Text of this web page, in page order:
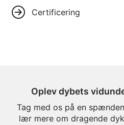
Certificering
Oplev dybets
Tag med os på en
lær mere om dragende